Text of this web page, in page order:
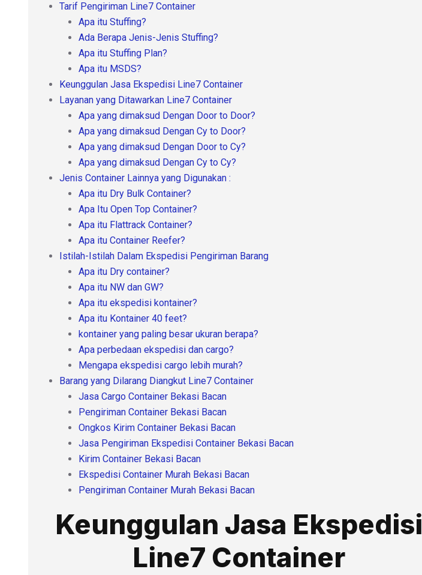
Tarif Pengiriman Line7 Container
Apa itu Stuffing?
Ada Berapa Jenis-Jenis Stuffing?
Apa itu Stuffing Plan?
Apa itu MSDS?
Keunggulan Jasa Ekspedisi Line7 Container
Layanan yang Ditawarkan Line7 Container
Apa yang dimaksud Dengan Door to Door?
Apa yang dimaksud Dengan Cy to Door?
Apa yang dimaksud Dengan Door to Cy?
Apa yang dimaksud Dengan Cy to Cy?
Jenis Container Lainnya yang Digunakan :
Apa itu Dry Bulk Container?
Apa Itu Open Top Container?
Apa itu Flattrack Container?
Apa itu Container Reefer?
Istilah-Istilah Dalam Ekspedisi Pengiriman Barang
Apa itu Dry container?
Apa itu NW dan GW?
Apa itu ekspedisi kontainer?
Apa itu Kontainer 40 feet?
kontainer yang paling besar ukuran berapa?
Apa perbedaan ekspedisi dan cargo?
Mengapa ekspedisi cargo lebih murah?
Barang yang Dilarang Diangkut Line7 Container
Jasa Cargo Container Bekasi Bacan
Pengiriman Container Bekasi Bacan
Ongkos Kirim Container Bekasi Bacan
Jasa Pengiriman Ekspedisi Container Bekasi Bacan
Kirim Container Bekasi Bacan
Ekspedisi Container Murah Bekasi Bacan
Pengiriman Container Murah Bekasi Bacan
Keunggulan Jasa Ekspedisi
Line7 Container